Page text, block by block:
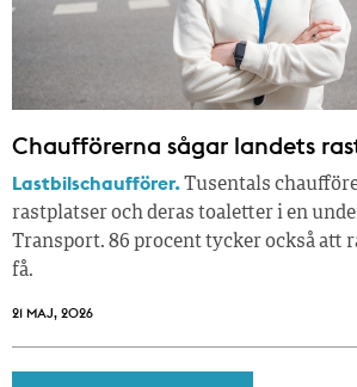
Chaufförerna sågar landets
Lastbilschaufförer.Tusentals
rastplatser och deras toaletter i en
Transport. 86 procent tycker också att
få.
21 MAJ, 2026